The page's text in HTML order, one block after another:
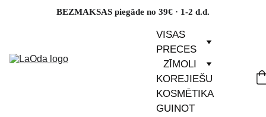
BEZMAKSAS piegāde no 39€ · 1-2 d.d.
VISAS
PRECES
ZĪMOLI
KOREJIEŠU
KOSMĒTIKA
GUINOT